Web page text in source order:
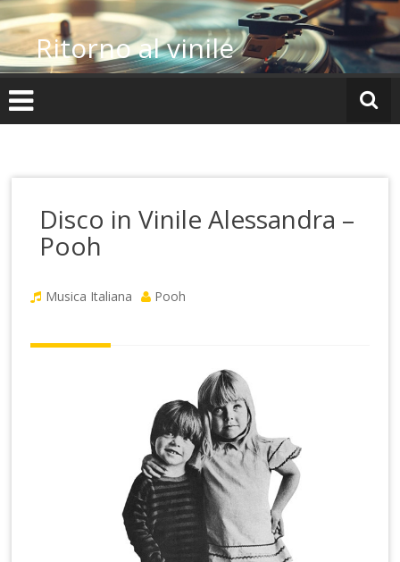
Vai
al
contenutoRitorno al vinile
Disco in Vinile Alessandra –
Pooh
Musica Italiana Pooh